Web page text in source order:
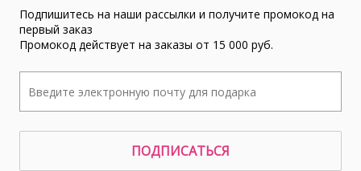
Подпишитесь на наши рассылки и получите промокод на
первый заказ
Промокод действует на заказы от 15 000 руб.
ПОДПИСАТЬСЯ